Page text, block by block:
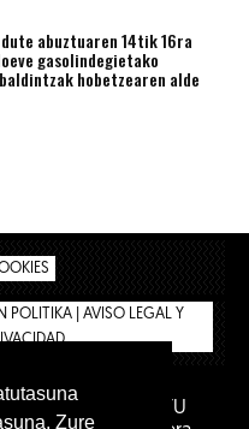
abuztuaren 14tik 16ra
gasolindegietako
hobetzearen alde
POLITIKA | AVISO LEGAL Y
AFILIATU
Zure